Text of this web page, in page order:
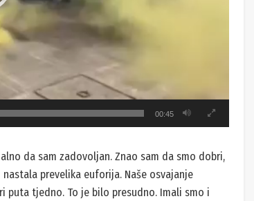
00:45
da sam zadovoljan. Znao sam da smo dobri,
prevelika euforija. Naše osvajanje
puta tjedno. To je bilo presudno. Imali smo i